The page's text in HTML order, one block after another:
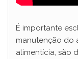
É importante
manutenção do
alimentícia, são